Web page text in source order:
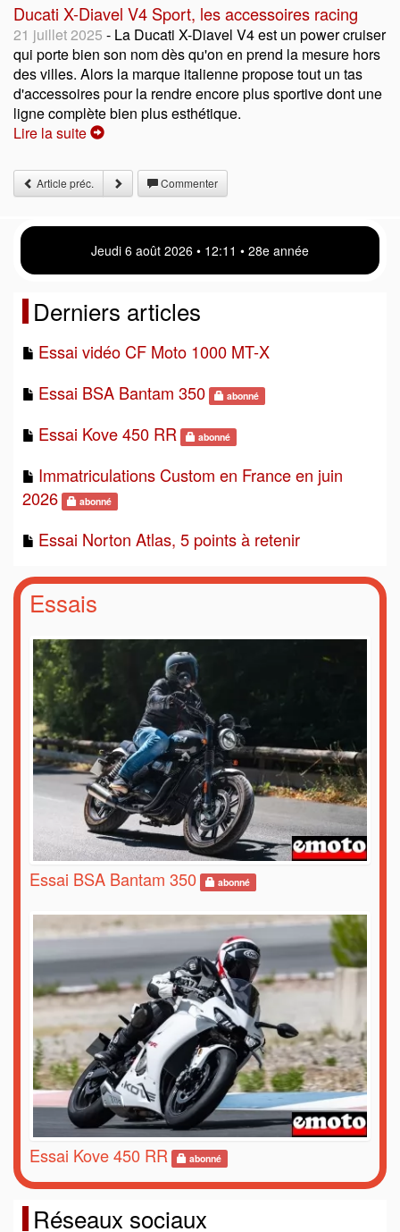
Ducati X-Diavel V4 Sport, les accessoires racing
21 juillet 2025 - La Ducati X-Diavel V4 est un power cruiser
qui porte bien son nom dès qu'on en prend la mesure hors
des villes. Alors la marque italienne propose tout un tas
d'accessoires pour la rendre encore plus sportive dont une
ligne complète bien plus esthétique.
Lire la suite
Article préc. Commenter
Jeudi 6 août 2026 • 12:11 • 28e année
Derniers articles
Essai vidéo CF Moto 1000 MT-X
Essai BSA Bantam 350
abonné
Essai Kove 450 RR abonné
Immatriculations Custom en France en juin
2026
abonné
Essai Norton Atlas, 5 points à retenir
Essais
Essai BSA Bantam 350 abonné
Essai Kove 450 RR abonné
Réseaux sociaux